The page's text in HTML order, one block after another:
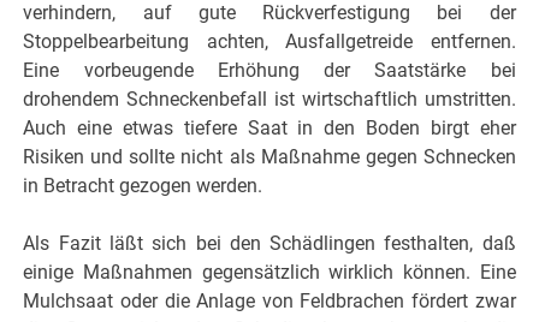
verhindern, auf gute Rückverfestigung bei der
Stoppelbearbeitung achten, Ausfallgetreide entfernen.
Eine vorbeugende Erhöhung der Saatstärke bei
drohendem Schneckenbefall ist wirtschaftlich umstritten.
Auch eine etwas tiefere Saat in den Boden birgt eher
Risiken und sollte nicht als Maßnahme gegen Schnecken
in Betracht gezogen werden.
Als Fazit läßt sich bei den Schädlingen festhalten, daß
einige Maßnahmen gegensätzlich wirklich können. Eine
Mulchsaat oder die Anlage von Feldbrachen fördert zwar